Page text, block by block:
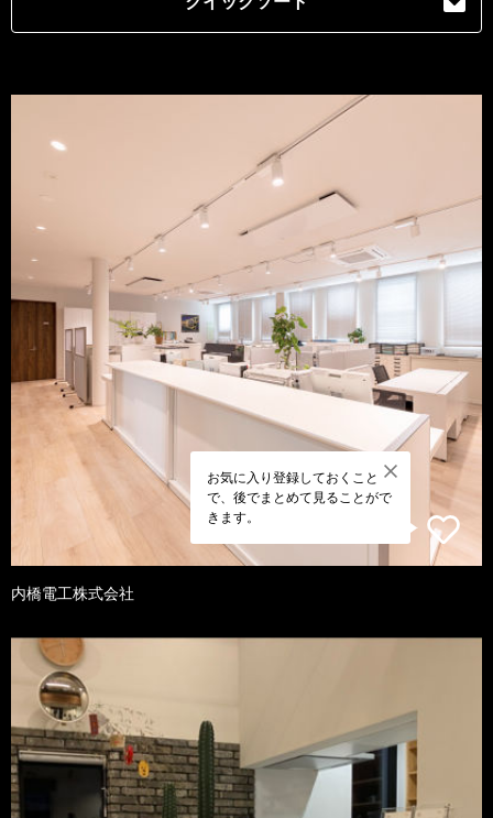
お気に入り登録しておくこと
で、後でまとめて見ることがで
きます。
内橋電工株式会社